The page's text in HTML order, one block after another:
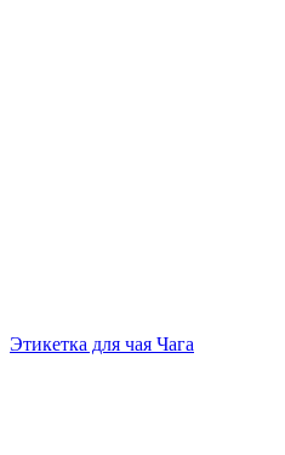
Этикетка для чая Чага